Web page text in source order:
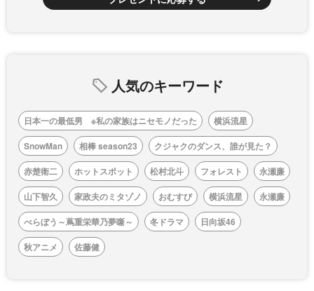
人気のキーワード
日本一の最低男 ※私の家族はニセモノだった
横浜流星
SnowMan
相棒 season23
クジャクのダンス、誰が見た？
赤楚衛二
ホットスポット 松村北斗 フォレスト
永瀬廉
山下智久
家政夫のミタゾノ おむすび 横浜流星
永瀬廉
べらぼう～蔦重栄華乃夢噺～
冬ドラマ
日向坂46
秋アニメ
佐藤健